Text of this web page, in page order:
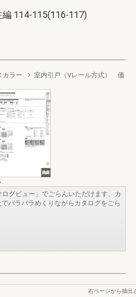
114-115(116-117)
カラー
室内引戸（Vレール方式） 価
グビュー」でごらんいただけます。カ
パラパラめくりながらカタログをごら
右ページから抽出